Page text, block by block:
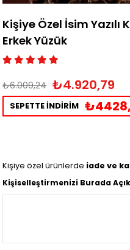
Kişiye Özel İsim Yazılı
Erkek Yüzük
₺6.009,24 ₺4.920,79
SEPETTE İNDİRİM
Kişiye özel ürünlerde iade ve
Kişiselleştirmenizi Burada